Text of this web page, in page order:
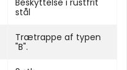
Beskyttelse i rustfrit
stål
Trætrappe af typen
"B".